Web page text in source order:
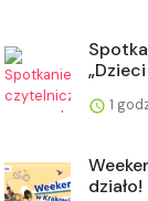
1
działo!